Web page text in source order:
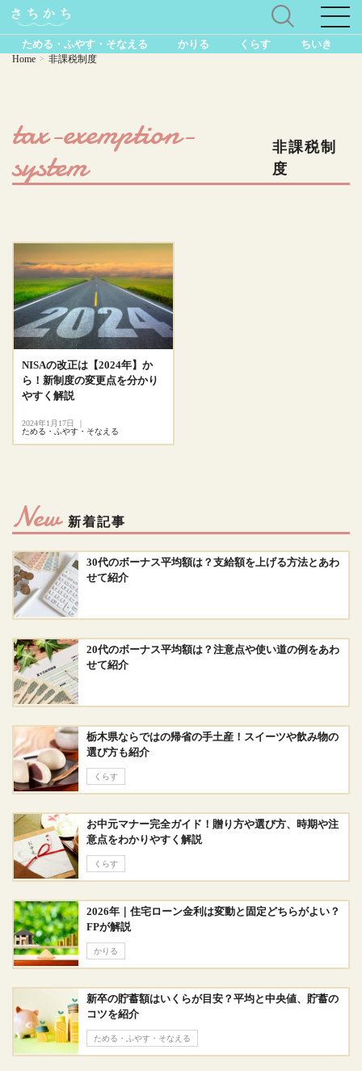
ためる・ふやす・そなえる かりる くらす ちいき
Home > 非課税制度
tax-exemption-
system
非課税制
度
NISAの改正は【2024年】か
ら！新制度の変更点を分かり
やすく解説
2024年1月17日
ためる・ふやす・そなえる
New 新着記事
30代のボーナス平均額は？支給額を上げる方法とあわ
せて紹介
20代のボーナス平均額は？注意点や使い道の例をあわ
せて紹介
栃木県ならではの帰省の手土産！スイーツや飲み物の
選び方も紹介
くらす
お中元マナー完全ガイド！贈り方や選び方、時期や注
意点をわかりやすく解説
くらす
2026年｜住宅ローン金利は変動と固定どちらがよい？
FPが解説
かりる
新卒の貯蓄額はいくらが目安？平均と中央値、貯蓄の
コツを紹介
ためる・ふやす・そなえる